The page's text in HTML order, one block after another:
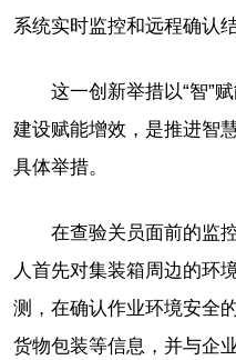
系统实时监控和远程确认
这一创新举措以“智”
建设赋能增效，是推进智
具体举措。
在查验关员面前的监
人首先对集装箱周边的环
测，在确认作业环境安全
货物包装等信息，并与企